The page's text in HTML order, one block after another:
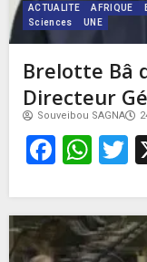
ACTUALITE AFRIQUE
Sciences
UNE
Brelotte Bâ
Directeur
Souveibou SAGNA